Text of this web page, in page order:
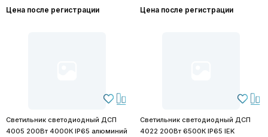
Цена после регистрации
Цена после регистрации
Светильник светодиодный ДСП
4005 200Вт 4000К IP65 алюминий
Светильник светодиодный ДСП
4022 200Вт 6500К IP65 IEK